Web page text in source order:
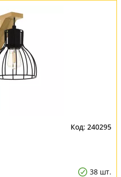
240295
38 шт.